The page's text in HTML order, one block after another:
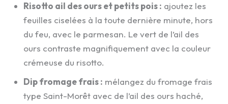
Risotto ail des ours et petits pois : ajoutez les
feuilles ciselées à la toute dernière minute, hors
du feu, avec le parmesan. Le vert de l’ail des
ours contraste magnifiquement avec la couleur
crémeuse du risotto.
Dip fromage frais : mélangez du fromage frais
type Saint-Morêt avec de l’ail des ours haché,